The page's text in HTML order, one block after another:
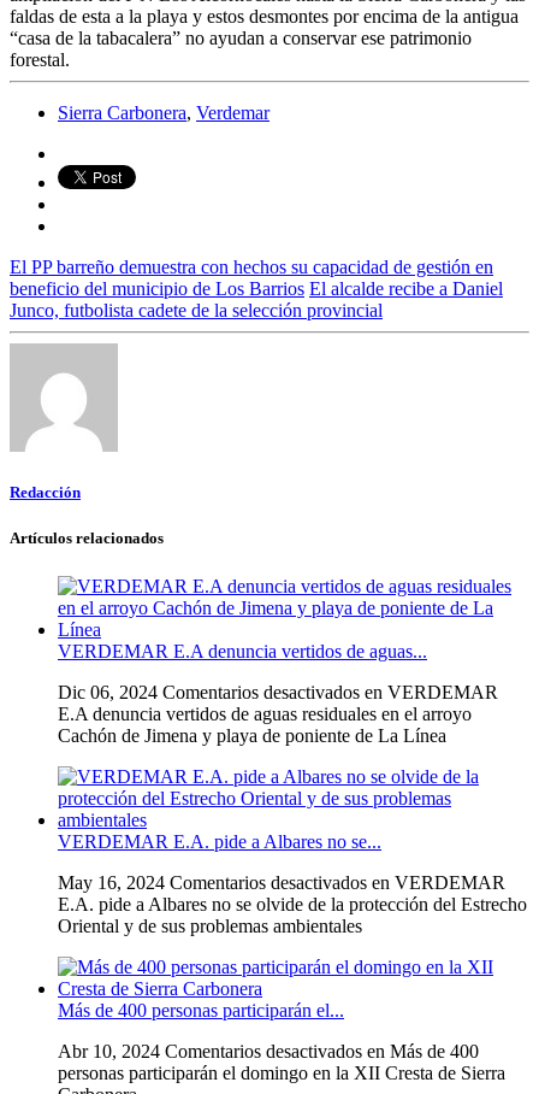
faldas de esta a la playa y estos desmontes por encima de la antigua
“casa de la tabacalera” no ayudan a conservar ese patrimonio
forestal.
Sierra Carbonera, Verdemar
El PP barreño demuestra con hechos su capacidad de gestión en
beneficio del municipio de Los Barrios El alcalde recibe a Daniel
Junco, futbolista cadete de la selección provincial
Redacción
Artículos relacionados
VERDEMAR E.A denuncia vertidos de aguas...
Dic 06, 2024 Comentarios desactivados en VERDEMAR
E.A denuncia vertidos de aguas residuales en el arroyo
Cachón de Jimena y playa de poniente de La Línea
VERDEMAR E.A. pide a Albares no se...
May 16, 2024 Comentarios desactivados en VERDEMAR
E.A. pide a Albares no se olvide de la protección del Estrecho
Oriental y de sus problemas ambientales
Más de 400 personas participarán el...
Abr 10, 2024 Comentarios desactivados en Más de 400
personas participarán el domingo en la XII Cresta de Sierra